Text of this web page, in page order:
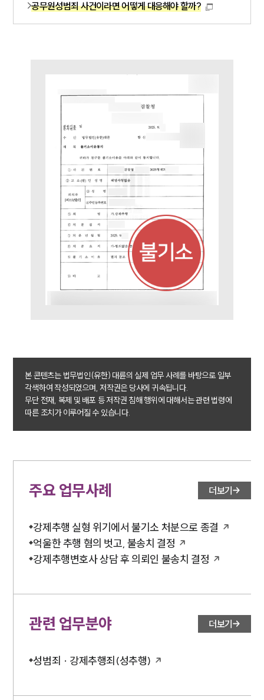
사례분석/최신동향
법률정보
성범죄대응부 업무
구성원 소개
성범죄전문변호사
소식/자료
언론보도
공지사항
법률 블로그
법률서식
뉴스레터/브로슈어
대륜법률상담예약
공무원성범죄 사건이라면 어떻게 대응해야 할까?
본 콘텐츠는 법무법인(유한) 대륜의 실제 업무 사례를 바탕으로 일부
각색하여 작성되었으며, 저작권은 당사에 귀속됩니다.
무단 전재, 복제 및 배포 등 저작권 침해 행위에 대해서는 관련 법령에
따른 조치가 이루어질 수 있습니다.
주요 업무사례 더보기
강제추행 실형 위기에서 불기소 처분으로 종결
억울한 추행 혐의 벗고, 불송치 결정
강제추행변호사 상담 후 의뢰인 불송치 결정
관련 업무분야 더보기
성범죄 · 강제추행죄(성추행)